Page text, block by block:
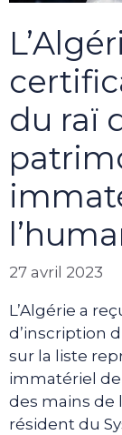
du raï
27 avril 2023
L’Algérie a
d’inscription
sur la liste
immatériel de
des mains de
résident du